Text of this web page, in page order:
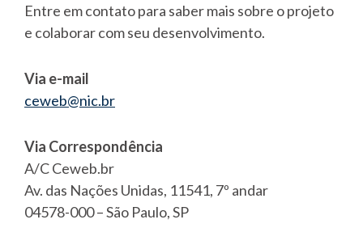
Entre em contato para saber mais sobre o projeto
e colaborar com seu desenvolvimento.
Via e-mail
ceweb@nic.br
Via Correspondência
A/C Ceweb.br
Av. das Nações Unidas, 11541, 7º andar
04578-000 – São Paulo, SP